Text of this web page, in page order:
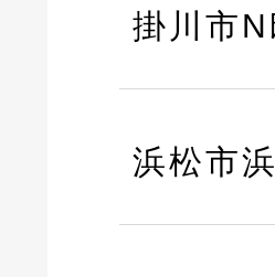
掛川市N
浜松市